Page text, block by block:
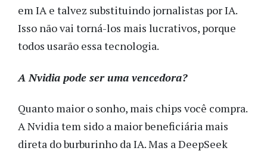
em IA e talvez substituindo jornalistas por IA.
Isso não vai torná-los mais lucrativos, porque
todos usarão essa tecnologia.
A Nvidia pode ser uma vencedora?
Quanto maior o sonho, mais chips você compra.
A Nvidia tem sido a maior beneficiária mais
direta do burburinho da IA. Mas a DeepSeek